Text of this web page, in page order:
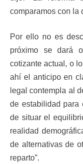
comparamos con la
Por ello no es
próximo se dará
cotizante actual, o
ahí el anticipo en
legal contempla al
de estabilidad para
de situar el
realidad
de alternativas de
reparto”.